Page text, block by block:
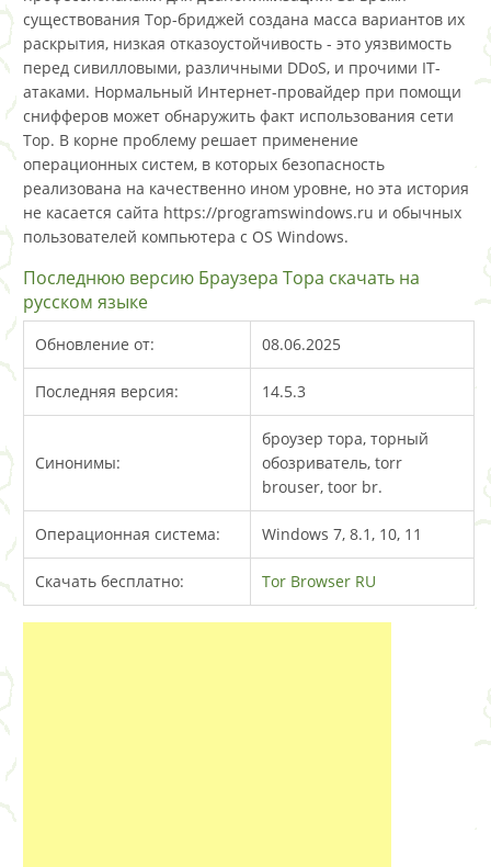
существования Тор-бриджей создана масса вариантов их
раскрытия, низкая отказоустойчивость - это уязвимость
перед сивилловыми, различными DDoS, и прочими IT-
атаками. Нормальный Интернет-провайдер при помощи
снифферов может обнаружить факт использования сети
Тор. В корне проблему решает применение
операционных систем, в которых безопасность
реализована на качественно ином уровне, но эта история
не касается сайта https://programswindows.ru и обычных
пользователей компьютера с OS Windows.
Последнюю версию Браузера Тора скачать на
русском языке
Обновление от: 08.06.2025
Последняя версия: 14.5.3
Синонимы:
броузер тора, торный
обозриватель, torr
brouser, toor br.
Операционная система: Windows 7, 8.1, 10, 11
Скачать бесплатно: Tor Browser RU